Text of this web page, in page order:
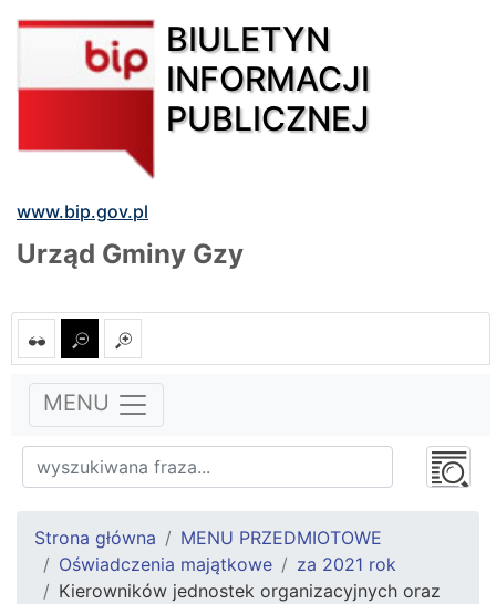
BIULETYN
INFORMACJI
PUBLICZNEJ
www.bip.gov.pl
Urząd Gminy Gzy
MENU
Strona główna
MENU PRZEDMIOTOWE
Oświadczenia majątkowe
za 2021 rok
Kierowników jednostek organizacyjnych oraz